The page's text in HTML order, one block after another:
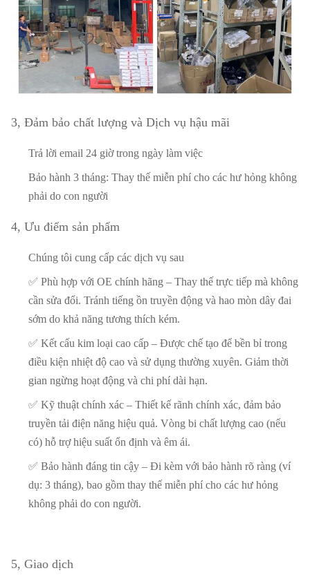
3, Đảm bảo chất lượng và Dịch vụ hậu mãi
Trả lời email 24 giờ trong ngày làm việc
Bảo hành 3 tháng: Thay thế miễn phí cho các hư hỏng không
phải do con người
4, Ưu điểm sản phẩm
Chúng tôi cung cấp các dịch vụ sau
✅ Phù hợp với OE chính hãng – Thay thế trực tiếp mà không
cần sửa đổi. Tránh tiếng ồn truyền động và hao mòn dây đai
sớm do khả năng tương thích kém.
✅ Kết cấu kim loại cao cấp – Được chế tạo để bền bỉ trong
điều kiện nhiệt độ cao và sử dụng thường xuyên. Giảm thời
gian ngừng hoạt động và chi phí dài hạn.
✅ Kỹ thuật chính xác – Thiết kế rãnh chính xác, đảm bảo
truyền tải điện năng hiệu quả. Vòng bi chất lượng cao (nếu
có) hỗ trợ hiệu suất ổn định và êm ái.
✅ Bảo hành đáng tin cậy – Đi kèm với bảo hành rõ ràng (ví
dụ: 3 tháng), bao gồm thay thế miễn phí cho các hư hỏng
không phải do con người.​
5, Giao dịch